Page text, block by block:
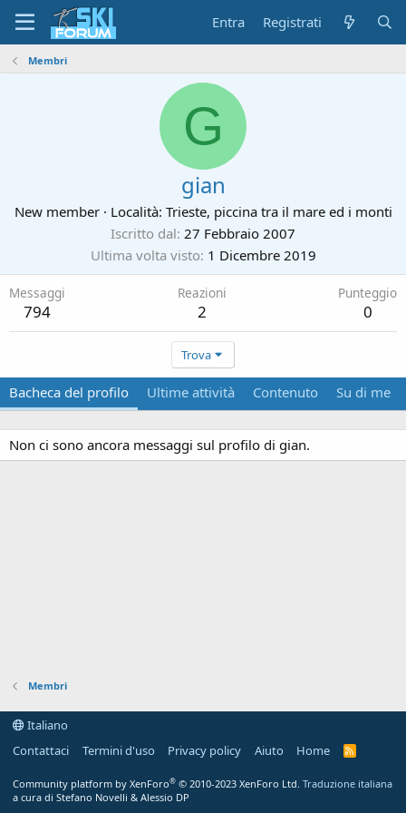
Entra Registrati
Membri
G
gian
New member · Località: Trieste, piccina tra il mare ed i monti
Iscritto dal 27 Febbraio 2007
Ultima volta visto 1 Dicembre 2019
Messaggi
794
Reazioni
2
Punteggio
0
Trova
Bacheca del profilo Ultime attività Contenuto Su di me
Non ci sono ancora messaggi sul profilo di gian.
Membri
Italiano
Contattaci
Termini d'uso Privacy policy Aiuto Home
R
Community platform by XenForo® © 2010-2023 XenForo Ltd. Traduzione italiana
a cura di Stefano Novelli & Alessio DP